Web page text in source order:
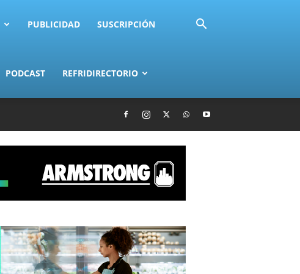
PUBLICIDAD SUSCRIPCIÓN
PODCAST REFRIDIRECTORIO